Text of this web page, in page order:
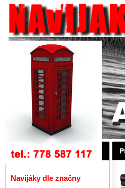
Navijáky dle značny